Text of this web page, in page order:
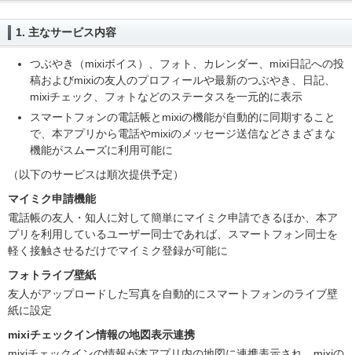
1. 主なサービス内容
つぶやき（mixiボイス）、フォト、カレンダー、mixi日記への投
稿およびmixiの友人のプロフィールや最新のつぶやき、日記、
mixiチェック、フォトなどのステータスを一元的に表示
スマートフォンの電話帳とmixiの機能が自動的に同期すること
で、本アプリから電話やmixiのメッセージ送信などさまざまな
機能がスムーズに利用可能に
（以下のサービスは順次提供予定）
マイミク申請機能
電話帳の友人・知人に対して簡単にマイミク申請できるほか、本ア
プリを利用しているユーザー同士であれば、スマートフォン同士を
軽く接触させるだけでマイミク登録が可能に
フォトライブ壁紙
友人がアップロードした写真を自動的にスマートフォンのライブ壁
紙に設定
mixiチェックイン情報の地図表示連携